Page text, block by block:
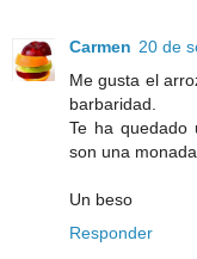
Carmen 20 de
Me gusta el
barbaridad.
Te ha quedado
son una
Un beso
Responder